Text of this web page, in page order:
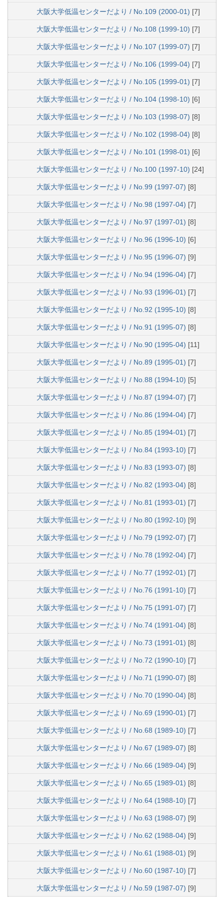
大阪大学低温センターだより / No.109 (2000-01) [7]
大阪大学低温センターだより / No.108 (1999-10) [7]
大阪大学低温センターだより / No.107 (1999-07) [7]
大阪大学低温センターだより / No.106 (1999-04) [7]
大阪大学低温センターだより / No.105 (1999-01) [7]
大阪大学低温センターだより / No.104 (1998-10) [6]
大阪大学低温センターだより / No.103 (1998-07) [8]
大阪大学低温センターだより / No.102 (1998-04) [8]
大阪大学低温センターだより / No.101 (1998-01) [6]
大阪大学低温センターだより / No.100 (1997-10) [24]
大阪大学低温センターだより / No.99 (1997-07) [8]
大阪大学低温センターだより / No.98 (1997-04) [7]
大阪大学低温センターだより / No.97 (1997-01) [8]
大阪大学低温センターだより / No.96 (1996-10) [6]
大阪大学低温センターだより / No.95 (1996-07) [9]
大阪大学低温センターだより / No.94 (1996-04) [7]
大阪大学低温センターだより / No.93 (1996-01) [7]
大阪大学低温センターだより / No.92 (1995-10) [8]
大阪大学低温センターだより / No.91 (1995-07) [8]
大阪大学低温センターだより / No.90 (1995-04) [11]
大阪大学低温センターだより / No.89 (1995-01) [7]
大阪大学低温センターだより / No.88 (1994-10) [5]
大阪大学低温センターだより / No.87 (1994-07) [7]
大阪大学低温センターだより / No.86 (1994-04) [7]
大阪大学低温センターだより / No.85 (1994-01) [7]
大阪大学低温センターだより / No.84 (1993-10) [7]
大阪大学低温センターだより / No.83 (1993-07) [8]
大阪大学低温センターだより / No.82 (1993-04) [8]
大阪大学低温センターだより / No.81 (1993-01) [7]
大阪大学低温センターだより / No.80 (1992-10) [9]
大阪大学低温センターだより / No.79 (1992-07) [7]
大阪大学低温センターだより / No.78 (1992-04) [7]
大阪大学低温センターだより / No.77 (1992-01) [7]
大阪大学低温センターだより / No.76 (1991-10) [7]
大阪大学低温センターだより / No.75 (1991-07) [7]
大阪大学低温センターだより / No.74 (1991-04) [8]
大阪大学低温センターだより / No.73 (1991-01) [8]
大阪大学低温センターだより / No.72 (1990-10) [7]
大阪大学低温センターだより / No.71 (1990-07) [8]
大阪大学低温センターだより / No.70 (1990-04) [8]
大阪大学低温センターだより / No.69 (1990-01) [7]
大阪大学低温センターだより / No.68 (1989-10) [7]
大阪大学低温センターだより / No.67 (1989-07) [8]
大阪大学低温センターだより / No.66 (1989-04) [9]
大阪大学低温センターだより / No.65 (1989-01) [8]
大阪大学低温センターだより / No.64 (1988-10) [7]
大阪大学低温センターだより / No.63 (1988-07) [9]
大阪大学低温センターだより / No.62 (1988-04) [9]
大阪大学低温センターだより / No.61 (1988-01) [9]
大阪大学低温センターだより / No.60 (1987-10) [7]
大阪大学低温センターだより / No.59 (1987-07) [9]